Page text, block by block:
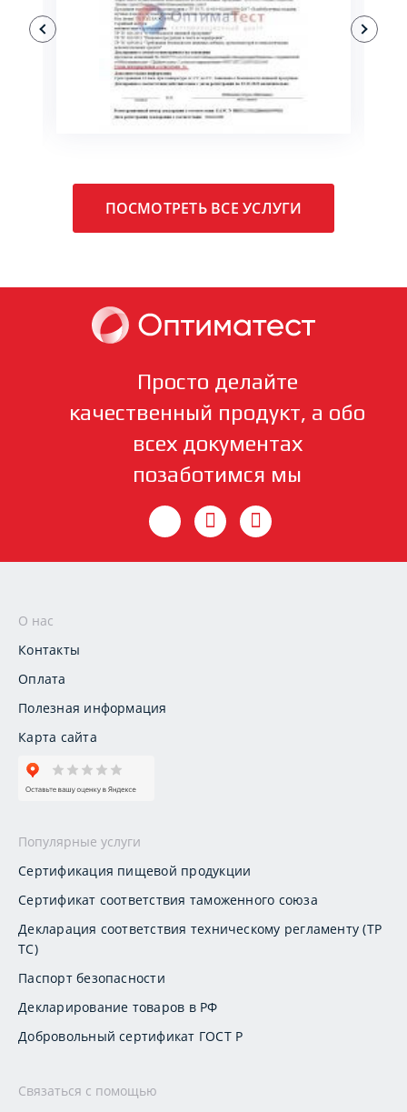
ПОДРОБНЕЕ
ПОСМОТРЕТЬ ВСЕ УСЛУГИ
Просто делайте
качественный продукт, а обо
всех документах
позаботимся мы
О нас
Контакты
Оплата
Полезная информация
Карта сайта
Популярные услуги
Сертификация пищевой продукции
Сертификат соответствия таможенного союза
Декларация соответствия техническому регламенту (ТР
ТС)
Паспорт безопасности
Декларирование товаров в РФ
Добровольный сертификат ГОСТ Р
Связаться с помощью